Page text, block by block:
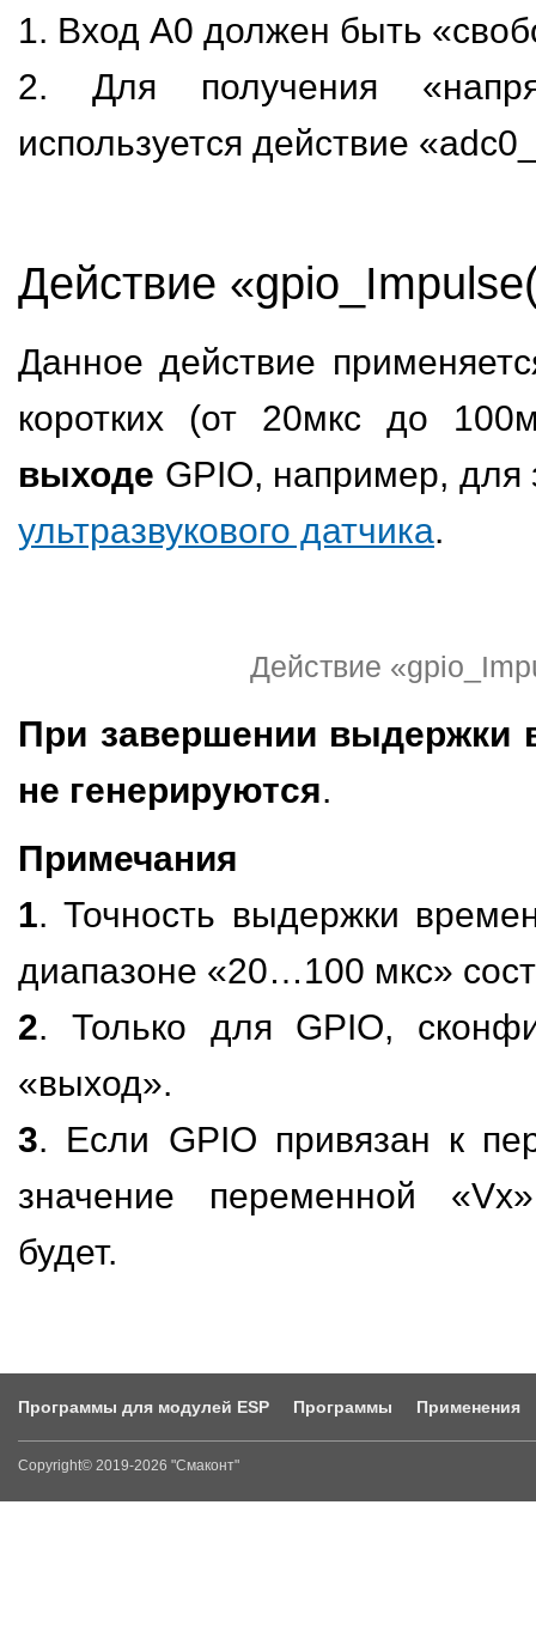
1. Вход A0 должен быть
2. Для получения
используется действие
Действие
Данное действие
коротких (от 20мкс до
выходе GPIO, например, для
ультразвукового датчика.
Действие
При завершении выдержки
не генерируются.
Примечания
1. Точность выдержки
диапазоне «20…100 мкс»
2. Только для GPIO,
«выход».
3. Если GPIO привязан к
значение переменной
будет.
Программы для модулей ESP Программы Применения
Copyright© 2019-2026 "Смаконт"